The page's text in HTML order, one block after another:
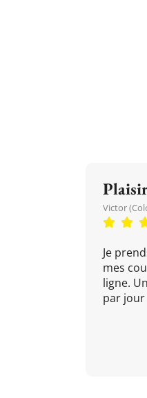
Victor
Je
mes
ligne.
par jour